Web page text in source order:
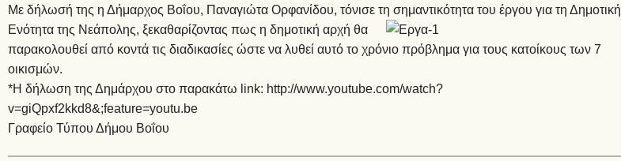
Με δήλωσή της η Δήμαρχος Βοΐου, Παναγιώτα Ορφανίδου, τόνισε τη σημαντικότητα του έργου για τη Δημοτική
Ενότητα της Νεάπολης, ξεκαθαρίζοντας πως η δημοτική αρχή θα
παρακολουθεί από κοντά τις διαδικασίες ώστε να λυθεί αυτό το χρόνιο πρόβλημα για τους κατοίκους των 7
οικισμών.
*Η δήλωση της Δημάρχου στο παρακάτω link: http://www.youtube.com/watch?
v=giQpxf2kkd8&;feature=youtu.be
Γραφείο Τύπου Δήμου Βοΐου